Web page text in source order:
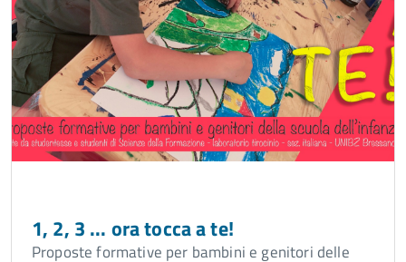
1, 2, 3 ... ora tocca a te!
Proposte formative per bambini e genitori delle